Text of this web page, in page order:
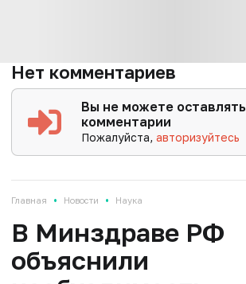
Нет комментариев
Вы не можете оставлять
комментарии
Пожалуйста,авторизуйтесь
Главная • Новости • Наука
В Минздраве РФ
объяснили